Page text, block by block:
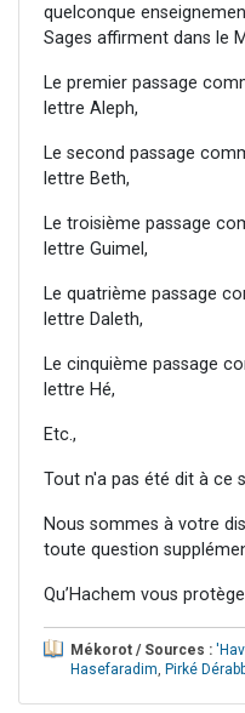
quelconque
Sages affirment dans le
Le premier passage
lettre Aleph,
Le second passage
lettre Beth,
Le troisième passage
lettre Guimel,
Le quatrième passage
lettre Daleth,
Le cinquième passage
lettre Hé,
Etc.,
Tout n'a pas été dit à ce
Nous sommes à votre
toute question
Qu’Hachem vous
Mékorot / Sources :
Hasefaradim, Pirké